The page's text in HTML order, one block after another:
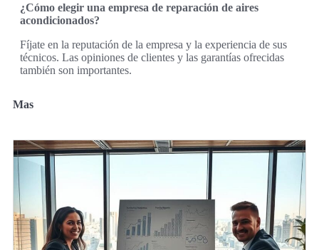
¿Cómo elegir una empresa de reparación de aires
acondicionados?
Fíjate en la reputación de la empresa y la experiencia de sus
técnicos. Las opiniones de clientes y las garantías ofrecidas
también son importantes.
Mas